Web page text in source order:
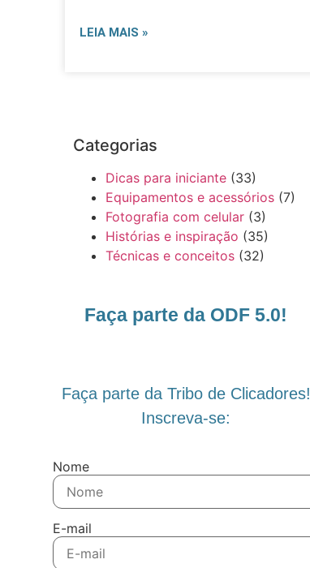
LEIA MAIS »
Categorias
Dicas para iniciante (33)
Equipamentos e acessórios (7)
Fotografia com celular (3)
Histórias e inspiração (35)
Técnicas e conceitos (32)
Faça parte da ODF 5.0!
Faça parte da Tribo de Clicadores!
Inscreva-se:
Nome
E-mail